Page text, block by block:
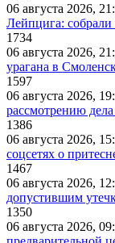
06 августа 2026,
Лейпцига: собрали
1734
06 августа 2026,
урагана в
1597
06 августа 2026,
рассмотрению
1386
06 августа 2026,
соцсетях о
1467
06 августа 2026,
допустившим
1350
06 августа 2026,